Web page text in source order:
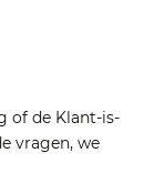
of de Klant-is-
vragen, we